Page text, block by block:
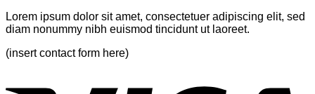
Lorem ipsum dolor sit amet, consectetuer adipiscing elit, sed
diam nonummy nibh euismod tincidunt ut laoreet.
(insert contact form here)